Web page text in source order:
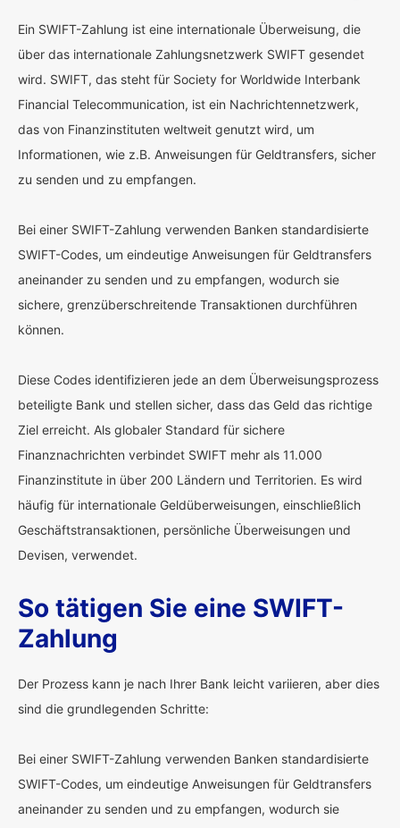
Ein SWIFT-Zahlung ist eine internationale Überweisung, die
über das internationale Zahlungsnetzwerk SWIFT gesendet
wird. SWIFT, das steht für Society for Worldwide Interbank
Financial Telecommunication, ist ein Nachrichtennetzwerk,
das von Finanzinstituten weltweit genutzt wird, um
Informationen, wie z.B. Anweisungen für Geldtransfers, sicher
zu senden und zu empfangen.
Bei einer SWIFT-Zahlung verwenden Banken standardisierte
SWIFT-Codes, um eindeutige Anweisungen für Geldtransfers
aneinander zu senden und zu empfangen, wodurch sie
sichere, grenzüberschreitende Transaktionen durchführen
können.
Diese Codes identifizieren jede an dem Überweisungsprozess
beteiligte Bank und stellen sicher, dass das Geld das richtige
Ziel erreicht. Als globaler Standard für sichere
Finanznachrichten verbindet SWIFT mehr als 11.000
Finanzinstitute in über 200 Ländern und Territorien. Es wird
häufig für internationale Geldüberweisungen, einschließlich
Geschäftstransaktionen, persönliche Überweisungen und
Devisen, verwendet.
So tätigen Sie eine SWIFT-
Zahlung
Der Prozess kann je nach Ihrer Bank leicht variieren, aber dies
sind die grundlegenden Schritte:
Bei einer SWIFT-Zahlung verwenden Banken standardisierte
SWIFT-Codes, um eindeutige Anweisungen für Geldtransfers
aneinander zu senden und zu empfangen, wodurch sie